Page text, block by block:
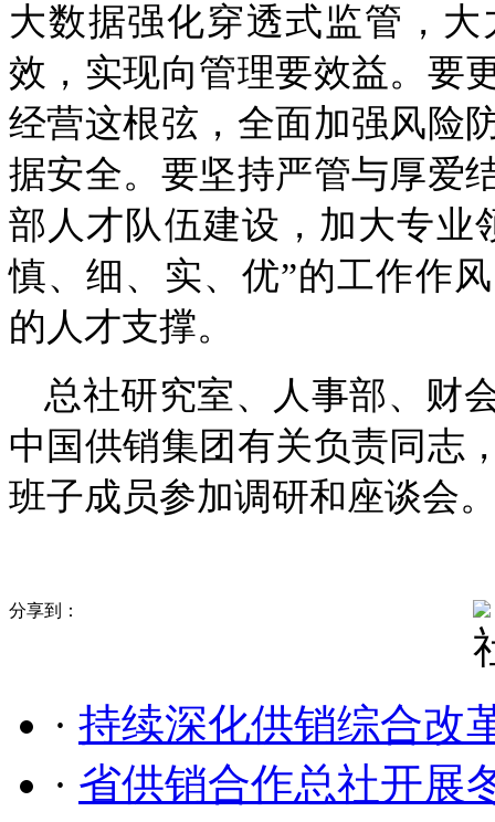
大数据强化穿透式监管，
效，实现向管理要效益。要
经营这根弦，全面加强风险
据安全。要坚持严管与厚爱
部人才队伍建设，加大专业
慎、细、实、优”的工作作
的人才支撑。
总社研究室、人事部、财
中国供销集团有关负责同志
班子成员参加调研和座谈会
分享到：
· 持续深化供销综合改
· 省供销合作总社开展